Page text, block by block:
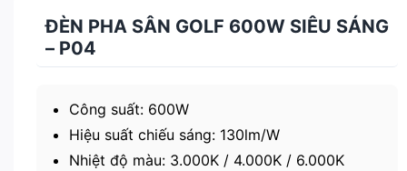
ĐÈN PHA SÂN GOLF 600W SIÊU SÁNG
– P04
Công suất: 600W
Hiệu suất chiếu sáng: 130lm/W
Nhiệt độ màu: 3.000K / 4.000K / 6.000K